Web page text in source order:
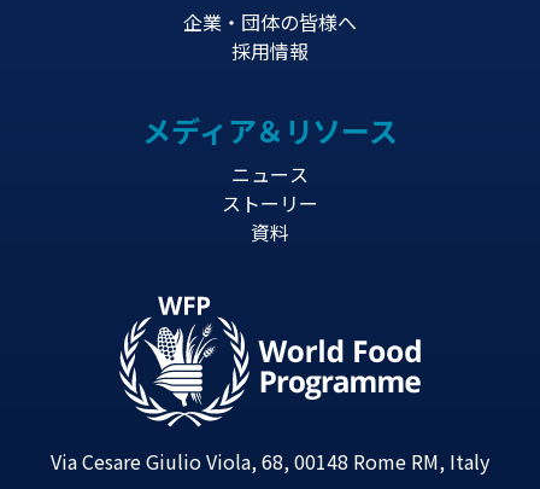
企業・団体の皆様へ
採用情報
メディア＆リソース
ニュース
ストーリー
資料
Via Cesare Giulio Viola, 68, 00148 Rome RM, Italy